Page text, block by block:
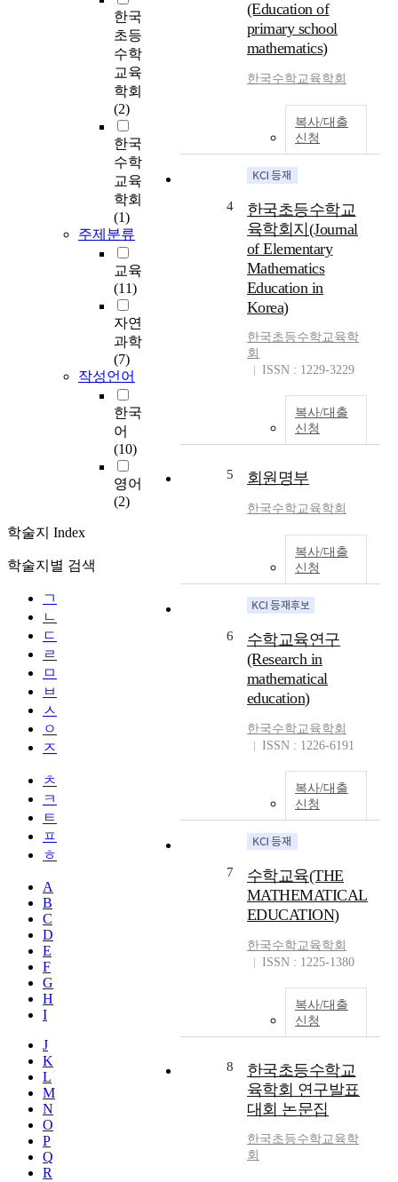
한국
초등
수학
교육
학회
(2)
한국
수학
교육
학회
(1)
주제분류
교육
(11)
자연
과학
(7)
작성언어
한국
어
(10)
영어
(2)
학술지 Index
학술지별 검색
ㄱ
ㄴ
ㄷ
ㄹ
ㅁ
ㅂ
ㅅ
ㅇ
ㅈ
ㅊ
ㅋ
ㅌ
ㅍ
ㅎ
A
B
C
D
E
F
G
H
I
J
K
L
M
N
O
P
Q
R
(Education of
primary school
mathematics)
한국수학교육학회
복사/대출
신청
4
한국초등수학교
육학회지(Journal
of Elementary
Mathematics
Education in
Korea)
한국초등수학교육학
회
ISSN : 1229-3229
복사/대출
신청
5 회원명부
한국수학교육학회
복사/대출
신청
6
수학교육연구
(Research in
mathematical
education)
한국수학교육학회
ISSN : 1226-6191
복사/대출
신청
7
수학교육(THE
MATHEMATICAL
EDUCATION)
한국수학교육학회
ISSN : 1225-1380
복사/대출
신청
8
한국초등수학교
육학회 연구발표
대회 논문집
한국초등수학교육학
회